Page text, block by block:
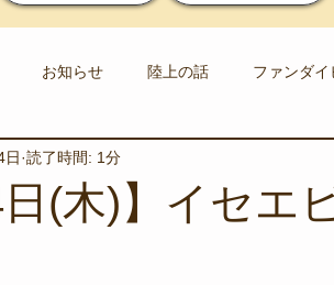
お知らせ 陸上の話 ファンダイ
保全 ワカメの養殖
日(木)】イセエ
日 読了時間: 1分